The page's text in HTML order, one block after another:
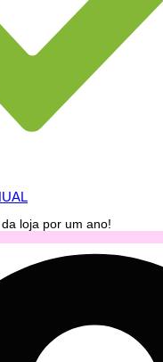
loja por um ano!